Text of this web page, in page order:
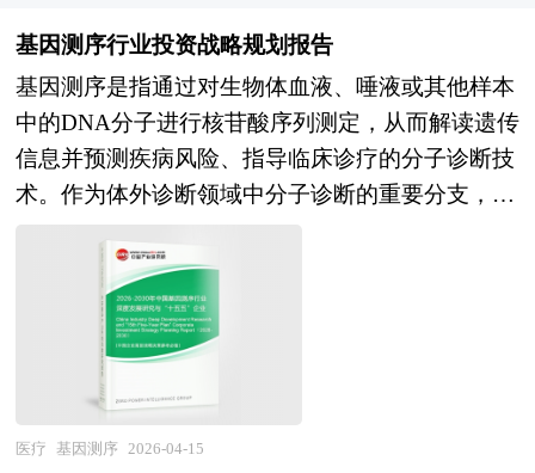
行业竞争力，以及行业的投资分析和趋势预测等
等。报告还综合了大健康行业的整体发展动态，对
行业在产品方面提供了参考建议和具体解决办法。
报告对于大健康产品生产企业、经销商、行业管理
部门以及拟进入该行业的投资者具有重要的参考价
的运营效率、促进企业的发展壮大有学术和实践的
双重意义。
争日趋激烈的今天，产业集群已成为提高区域竞争
力的重要途径。世界各地包括我国各地的进程中，
都把培育和发展产业集群当作政府推进的一项非常
重要的工作。当前，国内理论界已形成普遍的认
识，认为园区是形成地方产业集群的主要载体。产
在地理上的集中，因而，产业集群形成和产业集群
效应得到发挥的第一条件是产业在地理上的聚集
性。产业园区是政府划出一块区域，通过优化经济
发展的软环境和硬环境，制定一系列优惠政策，吸
引和鼓励大量企业进驻和发展，这为形成产业集群
和发挥产业集群效应准备了条件。 要使包括成本
药产业将在"畜牧业高质量发展"与"食品安全战
略"的双重驱动下，进入创新驱动与价值重塑的新
阶段。从市场前景看，养殖业规模化与生物安全投
入加大支撑疫苗与消毒剂需求，减抗替抗政策拉动
替抗产品市场扩容，宠物医疗与诊断制品市场高速
创造超越规模扩张。产业格局层面，具备自主研发
能力、规模化生产能力、技术服务网络及国际化注
册经验的头部企业集团将确立主导地位，行业集中
度加速提升，专业化企业在特定领域（宠物药、诊
断制品、中兽药、替抗产品）形成差异化优势，跨
界融合（生物技术、数字化服务、养殖产业链）催
料、农业食品、能源环保）的完整产业链条。按照
平台）、平台层（底盘细胞设计与通用型细胞工
厂）及应用层（具体产品的生物制造），按照应用
领域则形成生物制药（抗生素、疫苗、细胞治
疗）、精细化工（生物基材料、化妆品原料）、农
业食品（生物农药、人造蛋白、功能食品添加剂）
及能源环保（生物燃料、生物降解材料、污染物生
物修复）等多元矩阵。随着基因编辑技术成熟与人
工智能赋能，合成生物学正从实验室研究向工业化
生产跨越，其产业边界不断向活体材料、生物计
算、DNA存储等颠覆性领域延伸。 当前，中国合
成生物学行业正处于技术突破密集与产业化加速的
基因测序行业投资战略规划报告
基因测序是指通过对生物体血液、唾液或其他样本
中的DNA分子进行核苷酸序列测定，从而解读遗传
信息并预测疾病风险、指导临床诊疗的分子诊断技
术。作为体外诊断领域中分子诊断的重要分支，基
于能够检测未知遗传序列，实现对基因组的全面扫
描与深度分析，在疾病早筛、精准诊疗、药物研发
及生育健康等领域具有不可替代的价值。按照技术
代际划分，基因测序经历了从第一代Sanger测序到
第二代高通量测序（NGS）、第三代单分子测序及
第四代纳米孔测序的演进，每一代技术在读长、通
医疗 基因测序 2026-04-15